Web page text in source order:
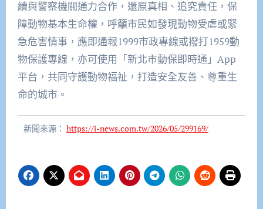
續與警察機關通力合作，還原真相、追究責任，保
障動物基本生命權，呼籲市民如發現動物受虐或緊
急危害情事，應即通報1999市政專線或撥打1959動
物保護專線，亦可使用「新北市動保即時通」App
平台，共同守護動物福祉，打造安全友善、尊重生
命的城市。
新聞來源： https://i-news.com.tw/2026/05/299169/